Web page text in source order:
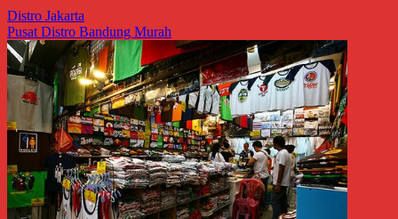
Distro Jakarta
Pusat Distro Bandung Murah